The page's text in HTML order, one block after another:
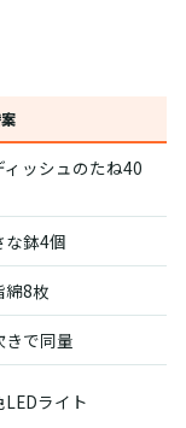
ィッシュのたね40
な鉢4個
綿8枚
きで同量
LEDライト